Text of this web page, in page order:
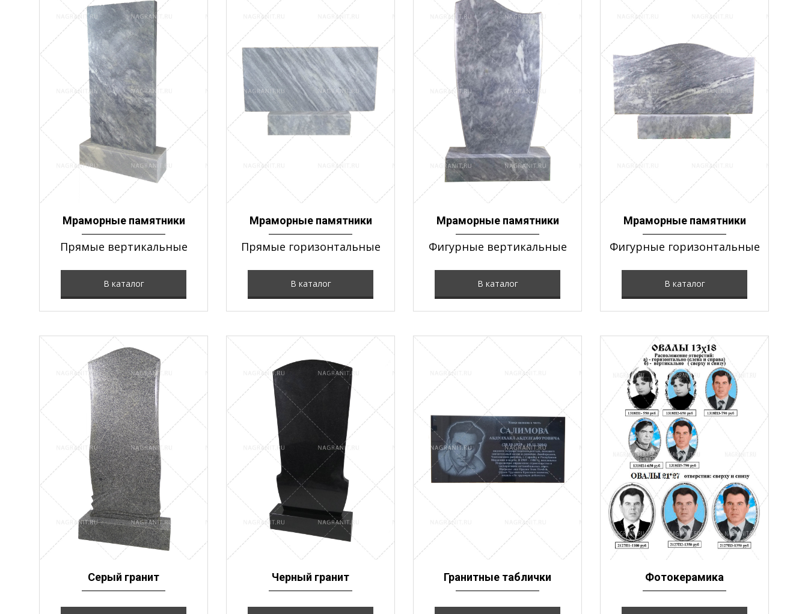
Мраморные памятники
Прямые вертикальные
В каталог
Мраморные памятники
Прямые горизонтальные
В каталог
Мраморные памятники
Фигурные вертикальные
В каталог
Мраморные памятники
Фигурные горизонтальные
В каталог
Серый гранит Черный гранит Гранитные таблички Фотокерамика